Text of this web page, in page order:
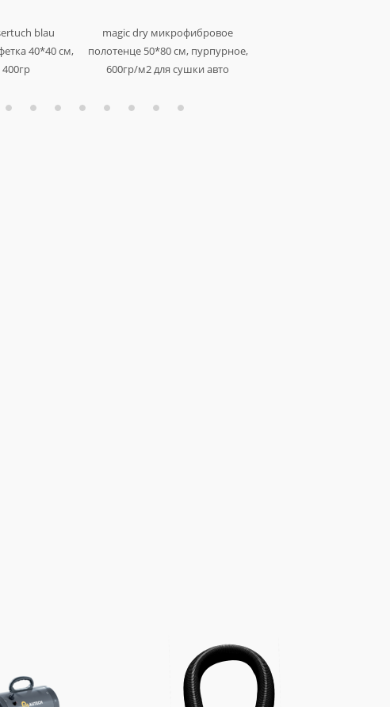
blau
40*40 см,
magic dry микрофибровое
полотенце 50*80 см, пурпурное,
600гр/м2 для сушки авто